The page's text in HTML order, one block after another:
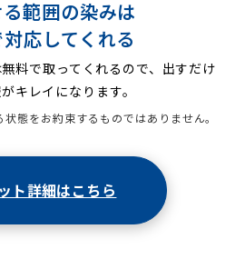
範囲の染みは
応してくれる
料で取ってくれるので、出すだけ
キレイになります。
態をお約束するものではありません。
ト詳細はこちら